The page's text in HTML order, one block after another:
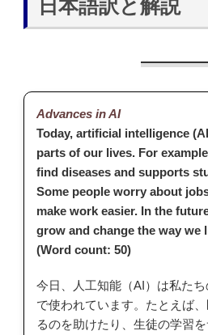
日本語訳と解説
Advances in AI
Today, artificial intelligence
parts of our lives. For
find diseases and supports
Some people worry about
make work easier. In the
grow and change the way we
(Word count: 50)
今日、人工知能（AI）は私た
で使われています。たとえば
るのを助けたり、生徒の学習